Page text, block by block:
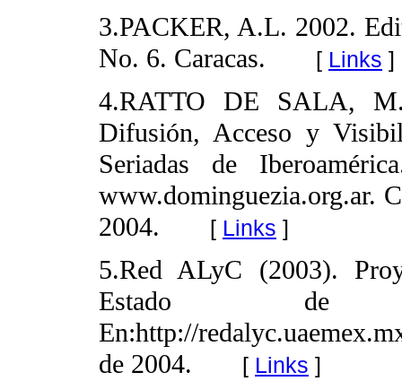
3.PACKER, A.L. 2002.
No. 6. Caracas. [ Links ]
4.RATTO DE SALA,
Difusión, Acceso y
Seriadas de
www.dominguezia.org.ar.
2004. [ Links ]
5.Red ALyC (2003).
Estado
En:http://
de 2004. [ Links ]